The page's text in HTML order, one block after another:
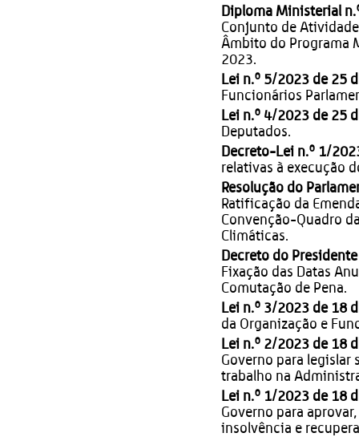
Diploma Ministerial
Conjunto de
Âmbito do Programa
2023.
Lei n.º 5/2023 de 25
Funcionários
Lei n.º 4/2023 de 25
Deputados.
Decreto-Lei n.º 1/
relativas à execução
Resolução do
Ratificação da
Convenção-Quadro
Climáticas.
Decreto do
Fixação das Datas
Comutação de Pena.
Lei n.º 3/2023 de 18
da Organização e
Lei n.º 2/2023 de 18
Governo para legislar
trabalho na
Lei n.º 1/2023 de 18
Governo para
insolvência e